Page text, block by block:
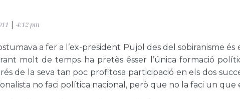
4:12 pm
a fer a l’ex-president Pujol des del sobiranisme
molt de temps ha pretès ésser l’única formació
de la seva tan poc profitosa participació en els dos
no faci política nacional, però que no la faci un